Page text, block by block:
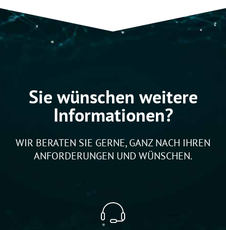
Sie wünschen weitere
Informationen?
WIR BERATEN SIE GERNE, GANZ NACH IHREN
ANFORDERUNGEN UND WÜNSCHEN.